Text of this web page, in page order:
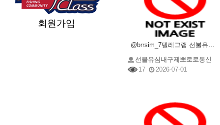
회원가입
@brrsim_7텔레그램 선불유심매입 선불유심내구제 뽀로로통신 선불유심현금화하는업체 프리랜서소액급전
선불유심내구제뽀로로통신
17
2026-07-01